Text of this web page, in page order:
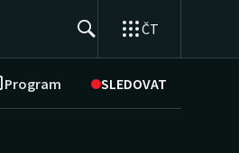
ČT
Program SLEDOVAT